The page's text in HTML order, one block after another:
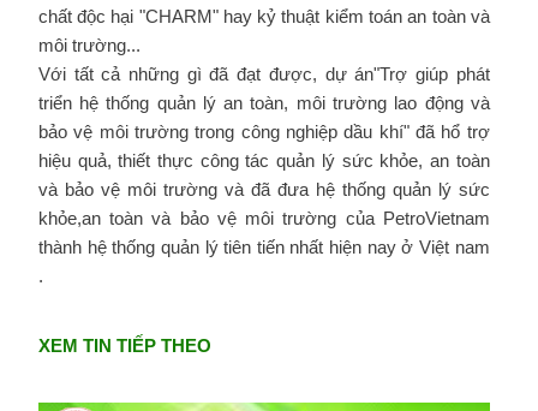
chất độc hại "CHARM" hay kỷ thuật kiểm toán an toàn và
môi trường...
Với tất cả những gì đã đạt được, dự án"Trợ giúp phát
triển hệ thống quản lý an toàn, môi trường lao động và
bảo vệ môi trường trong công nghiệp dầu khí" đã hổ trợ
hiệu quả, thiết thực công tác quản lý sức khỏe, an toàn
và bảo vệ môi trường và đã đưa hệ thống quản lý sức
khỏe,an toàn và bảo vệ môi trường của PetroVietnam
thành hệ thống quản lý tiên tiến nhất hiện nay ở Việt nam
.
XEM TIN TIẾP THEO